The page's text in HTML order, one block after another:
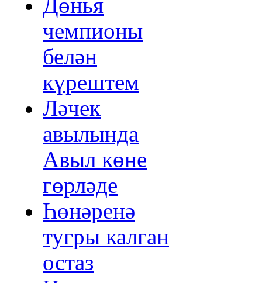
Дөнья
чемпионы
белән
күрештем
Ләчек
авылында
Авыл көне
гөрләде
Һөнәренә
тугры калган
остаз